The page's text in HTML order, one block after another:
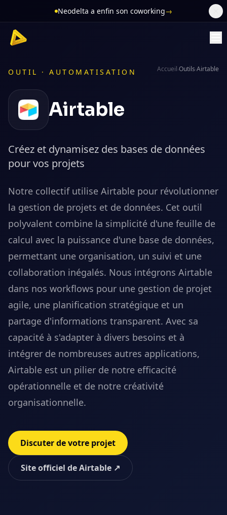
Neodelta a enfin son coworking→
Accueil›Outils›Airtable
OUTIL · AUTOMATISATION
Airtable
Créez et dynamisez des bases de données
pour vos projets
Notre collectif utilise Airtable pour révolutionner
la gestion de projets et de données. Cet outil
polyvalent combine la simplicité d'une feuille de
calcul avec la puissance d'une base de données,
permettant une organisation, un suivi et une
collaboration inégalés. Nous intégrons Airtable
dans nos workflows pour une gestion de projet
agile, une planification stratégique et un
partage d'informations transparent. Avec sa
capacité à s'adapter à divers besoins et à
intégrer de nombreuses autres applications,
Airtable est un pilier de notre efficacité
opérationnelle et de notre créativité
organisationnelle.
Discuter de votre projet
Site officiel deAirtable ↗